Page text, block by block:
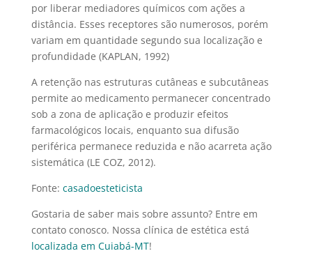
por liberar mediadores químicos com ações a
distância. Esses receptores são numerosos, porém
variam em quantidade segundo sua localização e
profundidade (KAPLAN, 1992)
A retenção nas estruturas cutâneas e subcutâneas
permite ao medicamento permanecer concentrado
sob a zona de aplicação e produzir efeitos
farmacológicos locais, enquanto sua difusão
periférica permanece reduzida e não acarreta ação
sistemática (LE COZ, 2012).
Fonte: casadoesteticista
Gostaria de saber mais sobre assunto? Entre em
contato conosco. Nossa clínica de estética está
localizada em Cuiabá-MT!